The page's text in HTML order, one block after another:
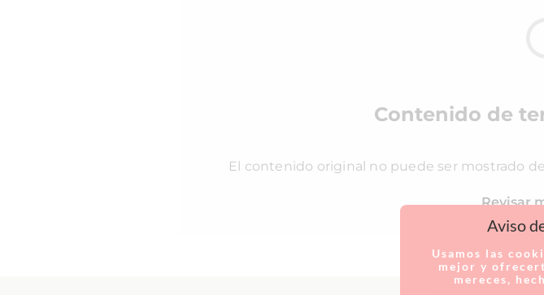
Contenido de
El contenido original no puede ser mostrado
Revisar
Aviso
Usamos las
mejor y
mereces,